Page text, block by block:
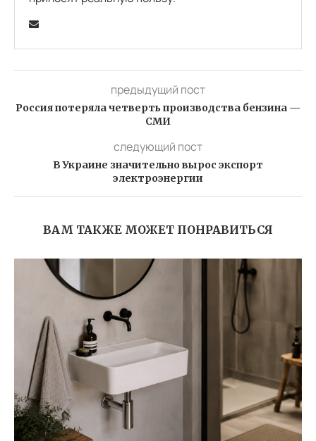
предыдущий пост
Россия потеряла четверть производства бензина —
СМИ
следующий пост
В Украине значительно вырос экспорт
электроэнергии
ВАМ ТАКЖЕ МОЖЕТ ПОНРАВИТЬСЯ